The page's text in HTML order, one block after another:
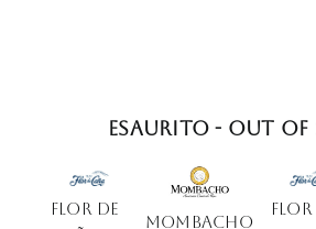
Esaurito - Out
Flor de
Mombacho